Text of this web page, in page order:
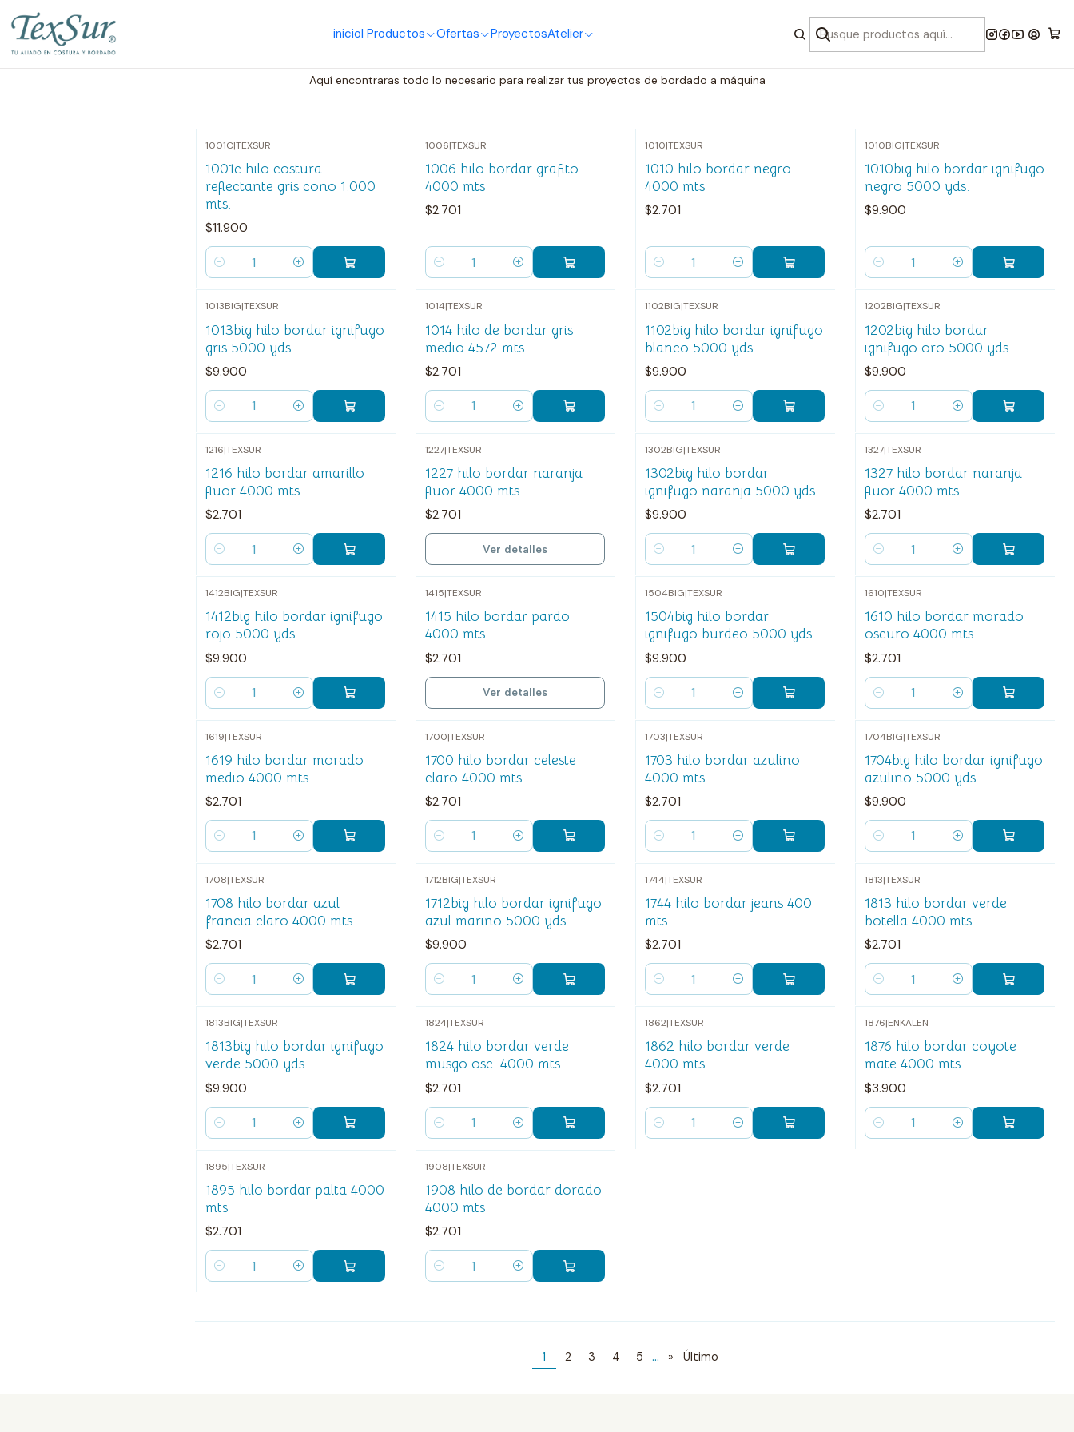
inicioI Productos Ofertas ProyectosAtelier
Bordado
Aquí encontraras todo lo necesario para realizar tus proyectos de bordado a máquina
1001C|TEXSUR
1001c hilo costura
reflectante gris cono 1.000
mts.
$11.900
Cantidad
1006|TEXSUR
1006 hilo bordar grafito
4000 mts
$2.701
Cantidad
1010|TEXSUR
1010 hilo bordar negro
4000 mts
$2.701
Cantidad
1010BIG|TEXSUR
1010big hilo bordar ignifugo
negro 5000 yds.
$9.900
Cantidad
1013BIG|TEXSUR
1013big hilo bordar ignifugo
gris 5000 yds.
$9.900
Cantidad
1014|TEXSUR
1014 hilo de bordar gris
medio 4572 mts
$2.701
Cantidad
1102BIG|TEXSUR
1102big hilo bordar ignifugo
blanco 5000 yds.
$9.900
Cantidad
1202BIG|TEXSUR
1202big hilo bordar
ignifugo oro 5000 yds.
$9.900
Cantidad
1216|TEXSUR
1216 hilo bordar amarillo
fluor 4000 mts
$2.701
Cantidad
1227|TEXSUR
1227 hilo bordar naranja
fluor 4000 mts
$2.701
Ver detalles
1302BIG|TEXSUR
1302big hilo bordar
ignifugo naranja 5000 yds.
$9.900
Cantidad
1327|TEXSUR
1327 hilo bordar naranja
fluor 4000 mts
$2.701
Cantidad
1412BIG|TEXSUR
1412big hilo bordar ignifugo
rojo 5000 yds.
$9.900
Cantidad
1415|TEXSUR
1415 hilo bordar pardo
4000 mts
$2.701
Ver detalles
1504BIG|TEXSUR
1504big hilo bordar
ignifugo burdeo 5000 yds.
$9.900
Cantidad
1610|TEXSUR
1610 hilo bordar morado
oscuro 4000 mts
$2.701
Cantidad
1619|TEXSUR
1619 hilo bordar morado
medio 4000 mts
$2.701
Cantidad
1700|TEXSUR
1700 hilo bordar celeste
claro 4000 mts
$2.701
Cantidad
1703|TEXSUR
1703 hilo bordar azulino
4000 mts
$2.701
Cantidad
1704BIG|TEXSUR
1704big hilo bordar ignifugo
azulino 5000 yds.
$9.900
Cantidad
1708|TEXSUR
1708 hilo bordar azul
francia claro 4000 mts
$2.701
Cantidad
1712BIG|TEXSUR
1712big hilo bordar ignifugo
azul marino 5000 yds.
$9.900
Cantidad
1744|TEXSUR
1744 hilo bordar jeans 400
mts
$2.701
Cantidad
1813|TEXSUR
1813 hilo bordar verde
botella 4000 mts
$2.701
Cantidad
1813BIG|TEXSUR
1813big hilo bordar ignifugo
verde 5000 yds.
$9.900
Cantidad
1824|TEXSUR
1824 hilo bordar verde
musgo osc. 4000 mts
$2.701
Cantidad
1862|TEXSUR
1862 hilo bordar verde
4000 mts
$2.701
Cantidad
1876|ENKALEN
1876 hilo bordar coyote
mate 4000 mts.
$3.900
Cantidad
1895|TEXSUR
1895 hilo bordar palta 4000
mts
$2.701
Cantidad
1908|TEXSUR
1908 hilo de bordar dorado
4000 mts
$2.701
Cantidad
1 2 3 4 5 ... » Último